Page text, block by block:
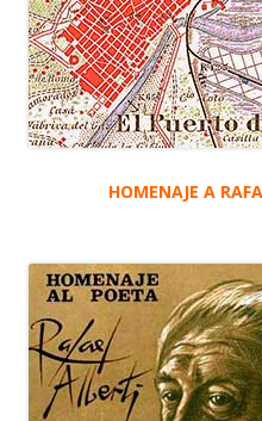
HOMENAJE A